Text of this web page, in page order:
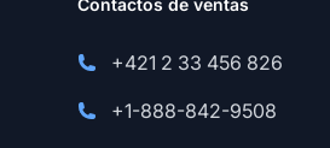
Contactos de ventas
+421 2 33 456 826
+1-888-842-9508